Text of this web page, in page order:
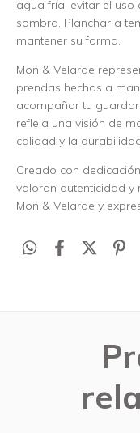
agua fría, evitar el
sombra. Planchar a
mantener su forma.
Mon & Velarde
prendas hechas a
acompañar tu
refleja una visión de
calidad y la
Creado con
valoran autenticidad y
Mon & Velarde y